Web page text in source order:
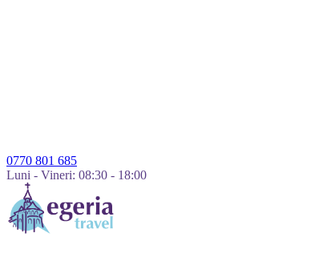
0770 801 685
Luni - Vineri: 08:30 - 18:00